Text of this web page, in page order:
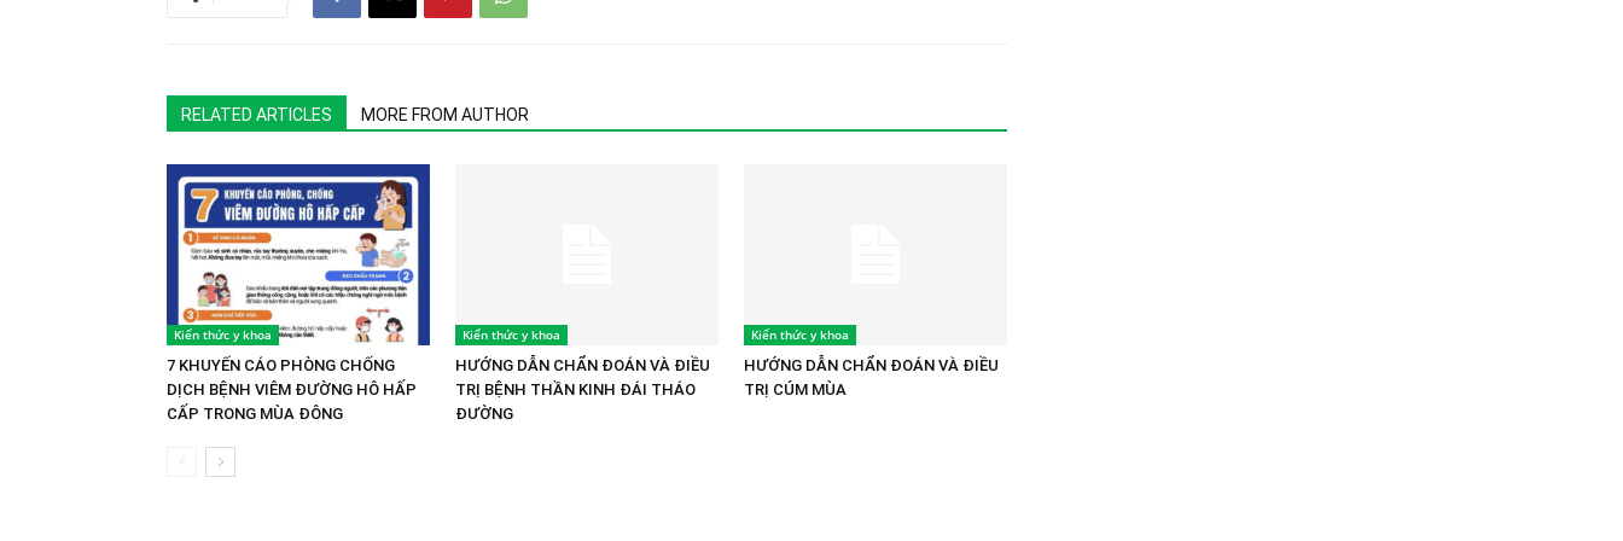
RELATED ARTICLES MORE FROM AUTHOR
Kiến thức y khoa
7 KHUYẾN CÁO PHÒNG CHỐNG
DỊCH BỆNH VIÊM ĐƯỜNG HÔ HẤP
CẤP TRONG MÙA ĐÔNG
Kiến thức y khoa
HƯỚNG DẪN CHẨN ĐOÁN VÀ ĐIỀU
TRỊ BỆNH THẦN KINH ĐÁI THÁO
ĐƯỜNG
Kiến thức y khoa
HƯỚNG DẪN CHẨN ĐOÁN VÀ ĐIỀU
TRỊ CÚM MÙA